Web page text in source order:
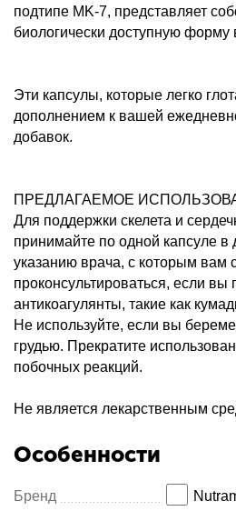
подтипе MK-7, представляет
биологически доступную форму
Эти капсулы, которые легко
дополнением к вашей
добавок.
ПРЕДЛАГАЕМОЕ
Для поддержки скелета и
принимайте по одной капсуле
указанию врача, с которым вам
проконсультироваться, если вы
антикоагулянты, такие как
Не используйте, если вы
грудью. Прекратите
побочных реакций.
Не является лекарственным
Особенности
Бренд